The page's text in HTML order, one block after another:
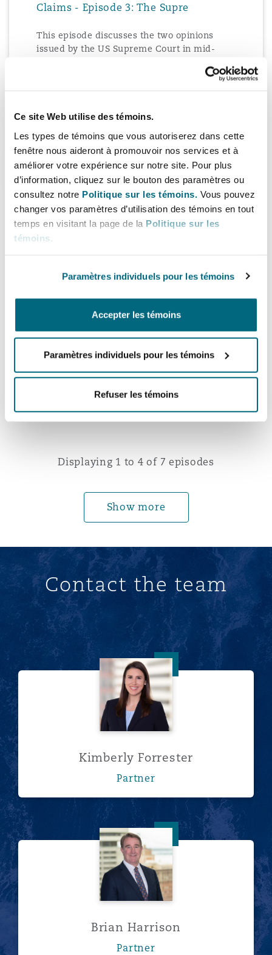
Ce site Web utilise des témoins.
Les types de témoins que vous autoriserez dans cette
fenêtre nous aideront à promouvoir nos services et à
améliorer votre expérience sur notre site. Pour plus
d’information, cliquez sur le bouton des paramètres ou
consultez notre Politique sur les témoins. Vous pouvez
changer vos paramètres d’utilisation des témoins en tout
temps en visitant la page de la Politique sur les
témoins
Paramètres individuels pour les témoins
Accepter les témoins
Paramètres individuels pour les témoins
Refuser les témoins
Claims - Episode 3: The Supre
This episode discusses the two opinions
issued by the US Supreme Court in mid-
vaccine mandates as set forth by OSHA and
the Secretary of Health and Human Services.
Read related insight
1 novembre 2021
Pandemic Developments: Navigating
This episode provides an overview of what
the various vaccine mandates are, who is
implementing them, and the significant
reaction that these mandates have
generated from employees and employers.
Play Episode
Read related insight
Displaying 1 to 4 of 7 episodes
Show more
Contact the team
Kimberly Forrester
Kimberly Forrester
Partner
Brian Harrison
Brian Harrison
Partner